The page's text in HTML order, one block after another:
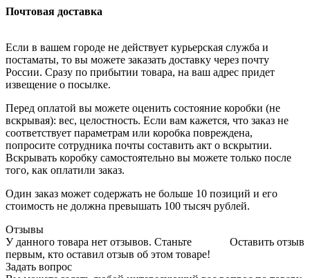
Почтовая доставка
Если в вашем городе не действует курьерская служба и
постаматы, то вы можете заказать доставку через почту
России. Сразу по прибытии товара, на ваш адрес придет
извещение о посылке.
Перед оплатой вы можете оценить состояние коробки (не
вскрывая): вес, целостность. Если вам кажется, что заказ не
соответствует параметрам или коробка повреждена,
попросите сотрудника почты составить акт о вскрытии.
Вскрывать коробку самостоятельно вы можете только после
того, как оплатили заказ.
Один заказ может содержать не больше 10 позиций и его
стоимость не должна превышать 100 тысяч рублей.
Отзывы
Оставить отзыв
У данного товара нет отзывов. Станьте
первым, кто оставил отзыв об этом товаре!
Задать вопрос